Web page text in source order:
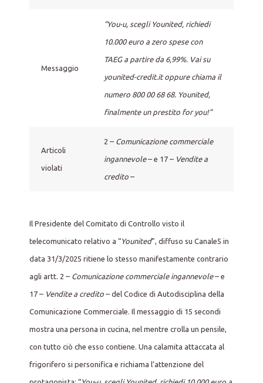
Messaggio
“You-u, scegli Younited, richiedi
10.000 euro a zero spese con
TAEG a partire da 6,99%. Vai su
younited-credit.it oppure chiama il
numero 800 00 68 68. Younited,
finalmente un prestito for you!”
Articoli
violati
2 – Comunicazione commerciale
ingannevole– e 17 – Vendite a
credito –
Il Presidente del Comitato di Controllo visto il
telecomunicato relativo a “Younited”, diffuso su Canale5 in
data 31/3/2025 ritiene lo stesso manifestamente contrario
agli artt. 2 – Comunicazione commerciale ingannevole– e
17 – Vendite a credito – del Codice di Autodisciplina della
Comunicazione Commerciale. Il messaggio di 15 secondi
mostra una persona in cucina, nel mentre crolla un pensile,
con tutto ciò che esso contiene. Una calamita attaccata al
frigorifero si personifica e richiama l’attenzione del